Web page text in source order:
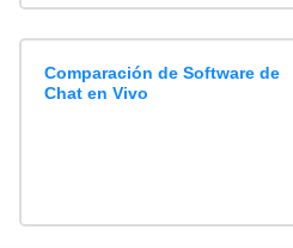
Comparación de Software de
Chat en Vivo